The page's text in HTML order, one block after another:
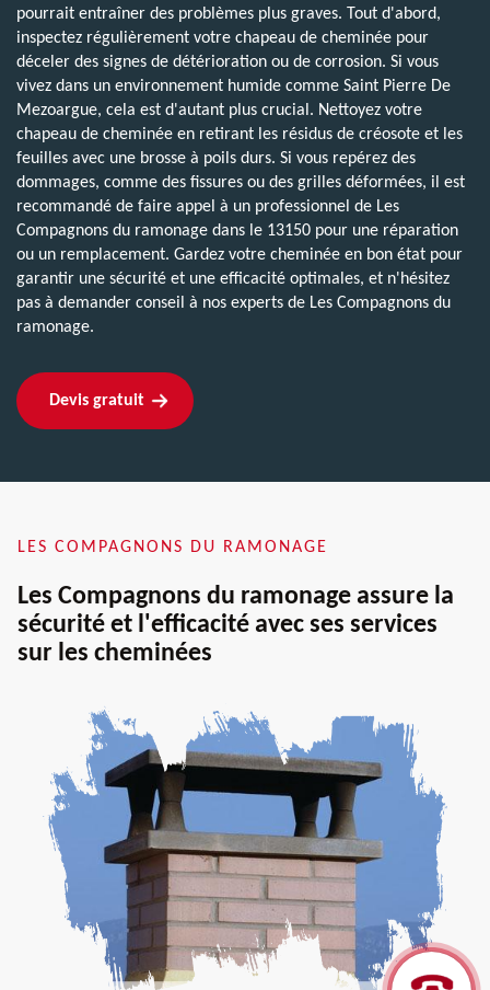
pourrait entraîner des problèmes plus graves. Tout d'abord,
inspectez régulièrement votre chapeau de cheminée pour
déceler des signes de détérioration ou de corrosion. Si vous
vivez dans un environnement humide comme Saint Pierre De
Mezoargue, cela est d'autant plus crucial. Nettoyez votre
chapeau de cheminée en retirant les résidus de créosote et les
feuilles avec une brosse à poils durs. Si vous repérez des
dommages, comme des fissures ou des grilles déformées, il est
recommandé de faire appel à un professionnel de Les
Compagnons du ramonage dans le 13150 pour une réparation
ou un remplacement. Gardez votre cheminée en bon état pour
garantir une sécurité et une efficacité optimales, et n'hésitez
pas à demander conseil à nos experts de Les Compagnons du
ramonage.
Devis gratuit
LES COMPAGNONS DU RAMONAGE
Les Compagnons du ramonage assure la
sécurité et l'efficacité avec ses services
sur les cheminées